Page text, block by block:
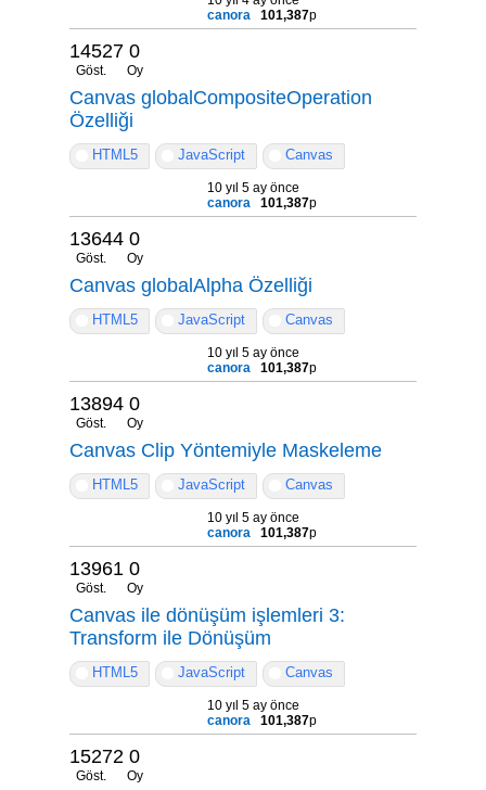
canora
101,387p
14527
Göst.
0
Oy
Canvas globalCompositeOperation
Özelliği
HTML5 JavaScript Canvas
10 yıl 5 ay önce
canora
101,387p
13644
Göst.
0
Oy
Canvas globalAlpha Özelliği
HTML5 JavaScript Canvas
10 yıl 5 ay önce
canora
101,387p
13894
Göst.
0
Oy
Canvas Clip Yöntemiyle Maskeleme
HTML5 JavaScript Canvas
10 yıl 5 ay önce
canora
101,387p
13961
Göst.
0
Oy
Canvas ile dönüşüm işlemleri 3:
Transform ile Dönüşüm
HTML5 JavaScript Canvas
10 yıl 5 ay önce
canora
101,387p
15272
Göst.
0
Oy